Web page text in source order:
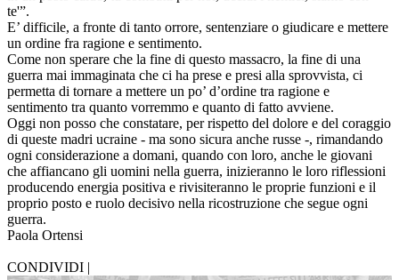
te'”.
E’ difficile, a fronte di tanto orrore, sentenziare o giudicare e mettere
un ordine fra ragione e sentimento.
Come non sperare che la fine di questo massacro, la fine di una
guerra mai immaginata che ci ha prese e presi alla sprovvista, ci
permetta di tornare a mettere un po’ d’ordine tra ragione e
sentimento tra quanto vorremmo e quanto di fatto avviene.
Oggi non posso che constatare, per rispetto del dolore e del coraggio
di queste madri ucraine - ma sono sicura anche russe -, rimandando
ogni considerazione a domani, quando con loro, anche le giovani
che affiancano gli uomini nella guerra, inizieranno le loro riflessioni
producendo energia positiva e rivisiteranno le proprie funzioni e il
proprio posto e ruolo decisivo nella ricostruzione che segue ogni
guerra.
Paola Ortensi
CONDIVIDI |